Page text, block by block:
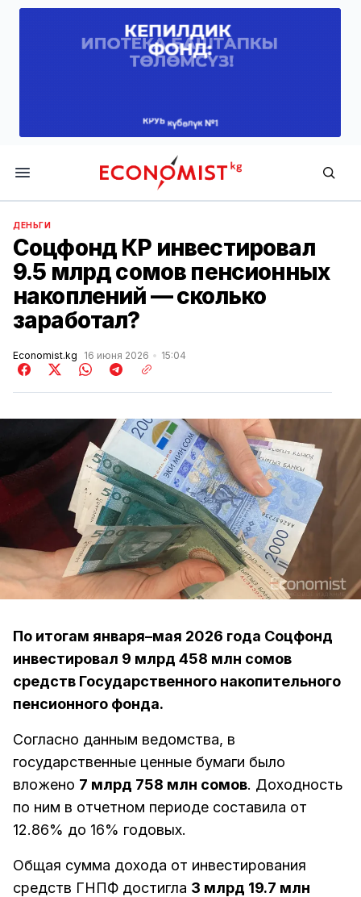
Economist.kg
ДЕНЬГИ
Соцфонд КР инвестировал
9.5 млрд сомов пенсионных
накоплений — сколько
заработал?
Economist.kg 16 июня 2026 15:04
По итогам января–мая 2026 года Соцфонд
инвестировал 9 млрд 458 млн сомов
средств Государственного накопительного
пенсионного фонда.
Согласно данным ведомства, в
государственные ценные бумаги было
вложено 7 млрд 758 млн сомов. Доходность
по ним в отчетном периоде составила от
12.86% до 16% годовых.
Общая сумма дохода от инвестирования
средств ГНПФ достигла 3 млрд 19.7 млн